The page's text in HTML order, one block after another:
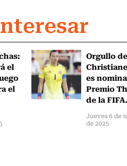
el
el
Orgullo
es
Premio
de la
Jueves 6 de
de 2025